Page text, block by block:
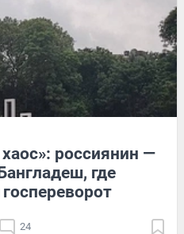
россиянин —
где
24